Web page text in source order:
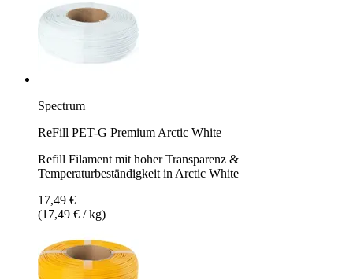
Spectrum
ReFill PET-G Premium Arctic White
Refill Filament mit hoher Transparenz &
Temperaturbeständigkeit in Arctic White
17,49 €
(17,49 € / kg)